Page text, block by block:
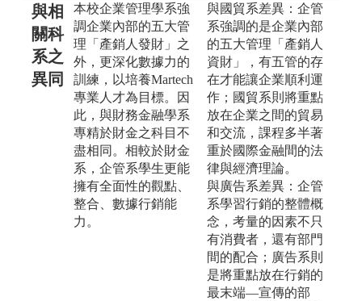
與相
關科
系之
異同
本校企業管理學系強
調企業內部的五大管
理「產銷人發財」之
外，更深化數據力的
訓練，以培養Martech
專業人才為目標。因
此，與財務金融學系
專精於財金之科目不
盡相同。相較於財金
系，企管系學生更能
擁有全面性的觀點、
整合、數據行銷能
力。
與國貿系差異：企管
系強調的是企業內部
的五大管理「產銷人
資財」，有五管的存
在才能讓企業順利運
作；國貿系則將重點
放在企業之間的貿易
和交流，課程多半著
重於國際金融間的法
律與經濟理論。
與廣告系差異：企管
系學習行銷的整體概
念，考量的因素不只
有消費者，還有部門
間的配合；廣告系則
是將重點放在行銷的
最末端—宣傳的部